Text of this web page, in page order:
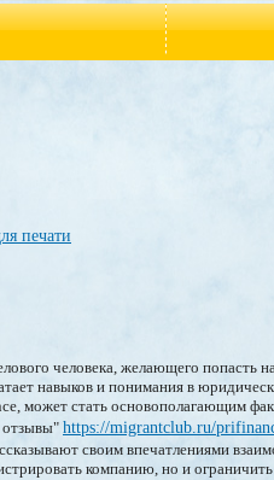
печати
человека, желающего попасть
навыков и понимания в
может стать основополагающим
отзывы" https://migrantclub.ru/
своим впечатлениями
компанию, но и